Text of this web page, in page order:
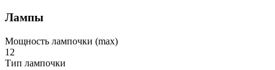
Лампы
Мощность лампочки (max)
12
Тип лампочки